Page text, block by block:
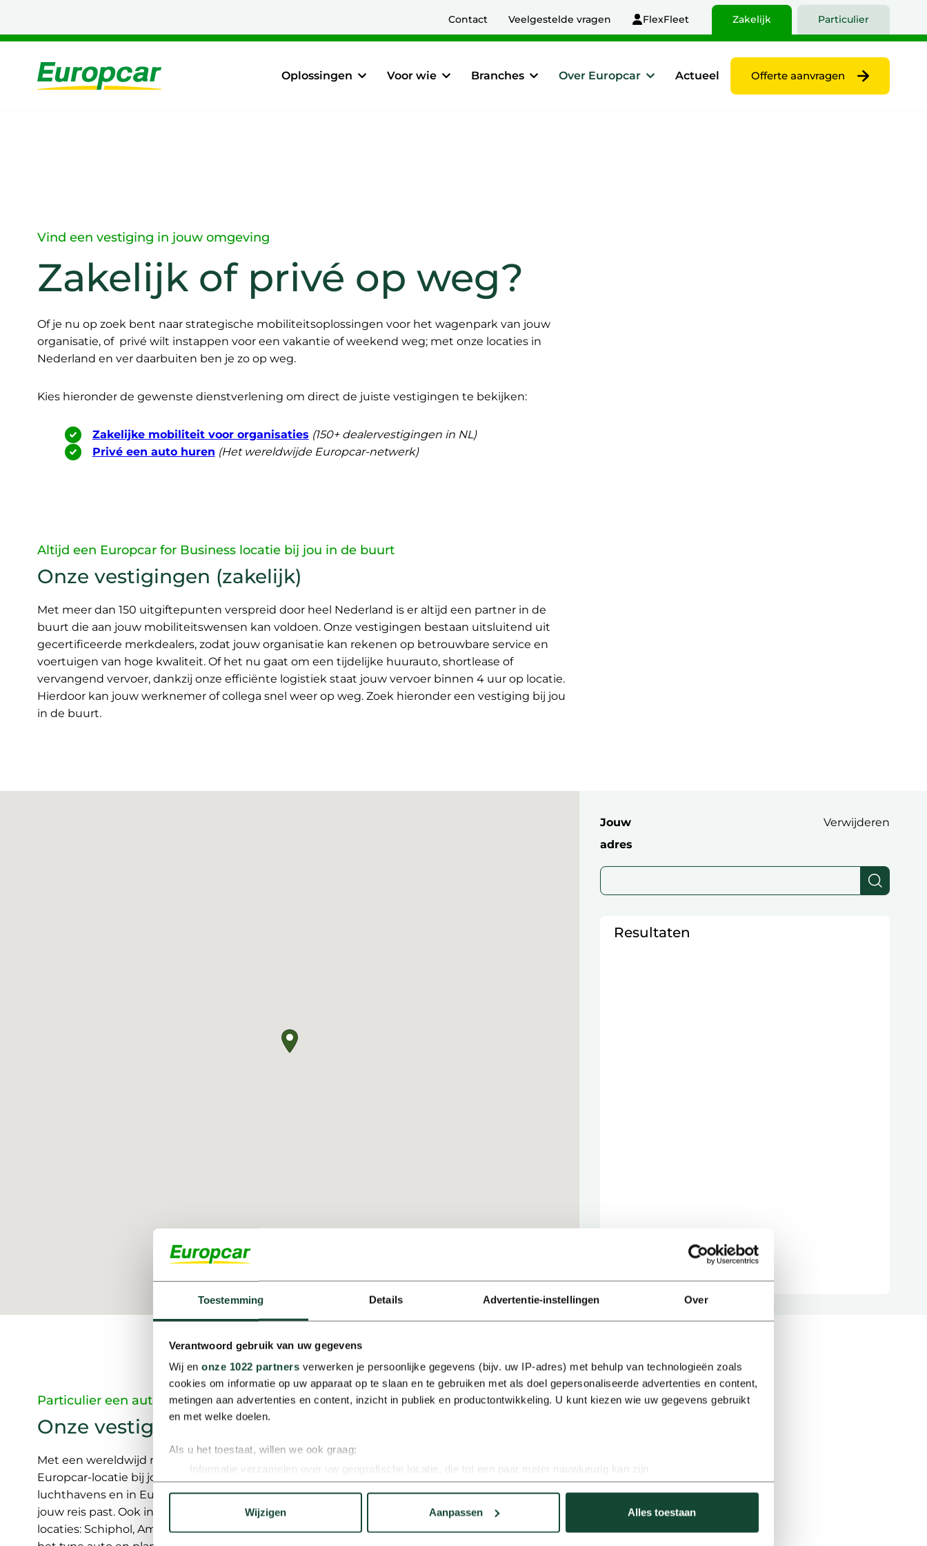
Toestemming Details Advertentie-instellingen Over
Verantwoord gebruik van uw gegevens
Wij en onze 1022 partners verwerken je persoonlijke gegevens (bijv. uw IP-adres) met behulp van technologieën zoals
cookies om informatie op uw apparaat op te slaan en te gebruiken met als doel gepersonaliseerde advertenties en content,
metingen aan advertenties en content, inzicht in publiek en productontwikkeling. U kunt kiezen wie uw gegevens gebruikt
en met welke doelen.
Als u het toestaat, willen we ook graag:
Informatie verzamelen over uw geografische locatie, die tot een paar meter nauwkeurig kan zijn
Uw apparaat identificeren door het actief te scannen op specifieke eigenschappen (fingerprinting)
toestemming op elk moment wijzigen of intrekken in de Cookieverklaring.
Wijzigen Aanpassen Alles toestaan
Contact Veelgestelde vragen FlexFleet Zakelijk Particulier
Home Oplossingen Voor wie Branches Over Europcar Actueel Offerte aanvragen
Vind een vestiging in jouw omgeving
Zakelijk of privé op weg?
Of je nu op zoek bent naar strategische mobiliteitsoplossingen voor het wagenpark van jouw
organisatie, of privé wilt instappen voor een vakantie of weekend weg; met onze locaties in
Nederland en ver daarbuiten ben je zo op weg.
Kies hieronder de gewenste dienstverlening om direct de juiste vestigingen te bekijken:
Zakelijke mobiliteit voor organisaties (150+ dealervestigingen in NL)
Privé een auto huren (Het wereldwijde Europcar-netwerk)
Altijd een Europcar for Business locatie bij jou in de buurt
Onze vestigingen (zakelijk)
Met meer dan 150 uitgiftepunten verspreid door heel Nederland is er altijd een partner in de
buurt die aan jouw mobiliteitswensen kan voldoen. Onze vestigingen bestaan uitsluitend uit
gecertificeerde merkdealers, zodat jouw organisatie kan rekenen op betrouwbare service en
voertuigen van hoge kwaliteit. Of het nu gaat om een tijdelijke huurauto, shortlease of
vervangend vervoer, dankzij onze efficiënte logistiek staat jouw vervoer binnen 4 uur op locatie.
Hierdoor kan jouw werknemer of collega snel weer op weg. Zoek hieronder een vestiging bij jou
in de buurt.
Jouw
adres
Verwijderen
Resultaten
Particulier een auto huren via het Europcar-netwerk
Onze vestigingen (privé)
Met een wereldwijd netwerk van 2.600 locaties in meer dan 130 landen
Europcar-locatie bij jou in de buurt. Dankzij de uitstekende dekking op internationale
luchthavens en in Europese steden stap je na aankomst direct en zorgeloos in de auto die bij
jouw reis past. Ook in Nederland start je jouw reis eenvoudig vanaf een van onze drie populaire
locaties: Schiphol, Amsterdam of Eindhoven Airport. Meteen de weg op? Zoek jouw locatie, kies